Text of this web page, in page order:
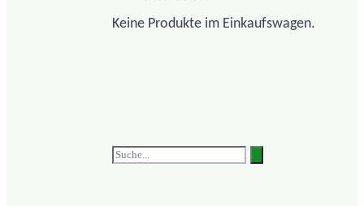
Keine Produkte im Einkaufswagen.